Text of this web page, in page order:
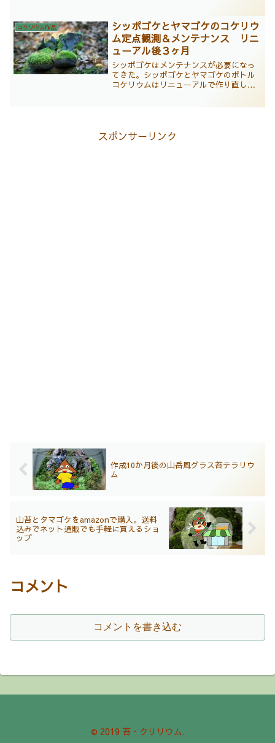
が、小さなグラスの中で大小二個の石と
微妙な緊張感を描きつつ調和した作品に
なっています。
コケリウム作品
シッポゴケとヤマゴケのコケリウ
ム定点観測＆メンテナンス リニ
ューアル後３ヶ月
シッポゴケはメンテナンスが必要になっ
てきた。シッポゴケとヤマゴケのボトル
コケリウムはリニューアルで作り直して
スポンサーリンク
作成10か月後の山岳風グラス苔テラリウ
ム
山苔とタマゴケをamazonで購入。送料
込みでネット通販でも手軽に買えるショ
ップ
コメント
コメントを書き込む
© 2019 苔・クリリウム.